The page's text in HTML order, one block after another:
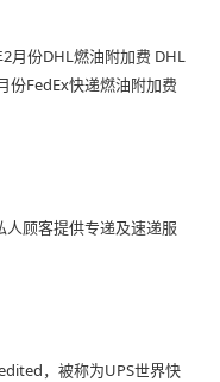
月份DHL燃油附加费 DHL
份FedEx快递燃油附加费
顾客提供专递及速递服
，被称为UPS世界快